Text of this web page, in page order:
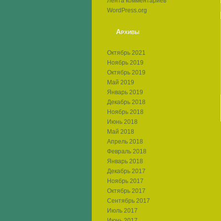
WordPress.org
Архивы
Октябрь 2021
Ноябрь 2019
Октябрь 2019
Май 2019
Январь 2019
Декабрь 2018
Ноябрь 2018
Июнь 2018
Май 2018
Апрель 2018
Февраль 2018
Январь 2018
Декабрь 2017
Ноябрь 2017
Октябрь 2017
Сентябрь 2017
Июль 2017